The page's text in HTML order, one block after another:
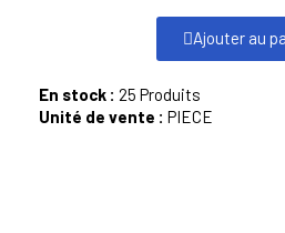
Ajouter au
En stock : 25 Produits
Unité de vente : PIECE